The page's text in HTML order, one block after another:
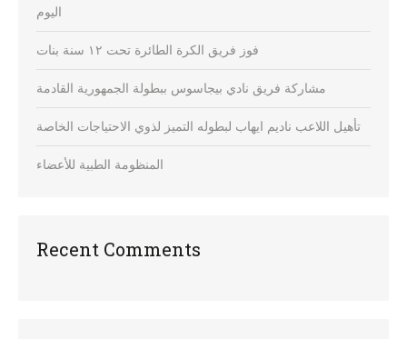
اليوم
فوز فريق الكرة الطائرة تحت ١٢ سنة بنات
مشاركة فريق نادي بيجاسوس ببطولة الجمهورية القادمة
تأهيل اللاعب ناديم ايهاب لبطوله التميز لذوي الاحتياجات الخاصة
المنظومة الطبية للأعضاء
Recent Comments